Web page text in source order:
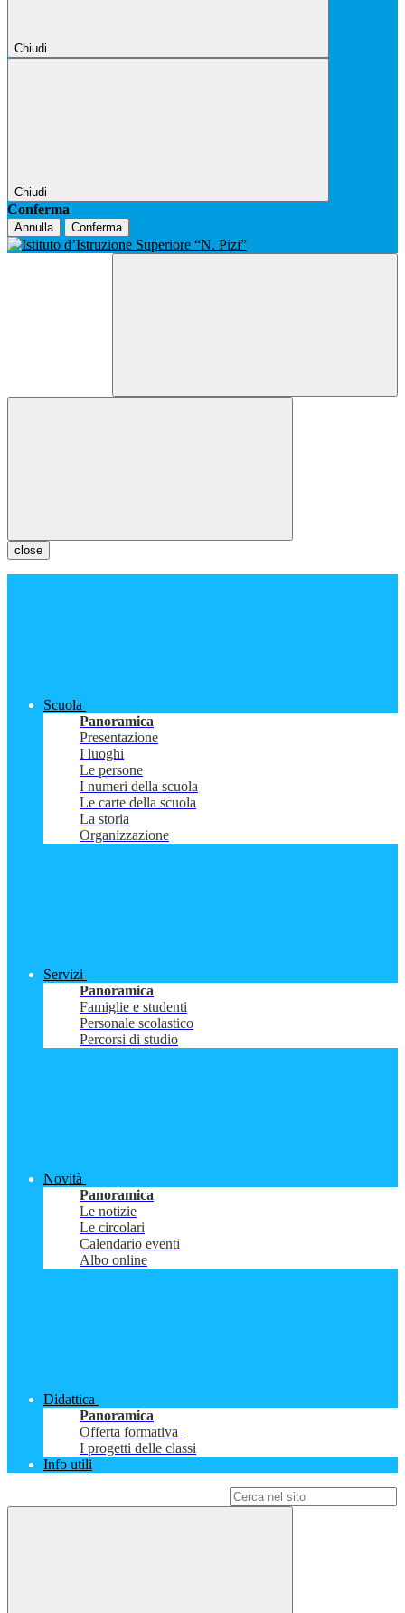
Chiudi
Chiudi
Conferma
Annulla Conferma
close
Scuola
Panoramica
Presentazione
I luoghi
Le persone
I numeri della scuola
Le carte della scuola
La storia
Organizzazione
Servizi
Panoramica
Famiglie e studenti
Personale scolastico
Percorsi di studio
Novità
Panoramica
Le notizie
Le circolari
Calendario eventi
Albo online
Didattica
Panoramica
Offerta formativa
I progetti delle classi
Info utili